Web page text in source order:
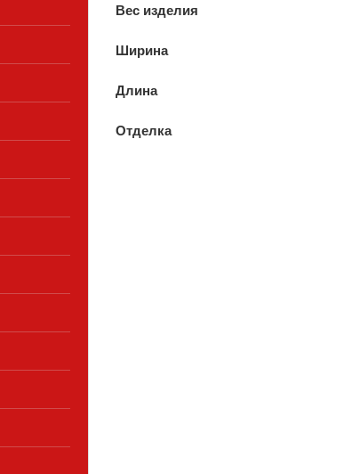
Вес изделия
Ширина
Длина
Отделка